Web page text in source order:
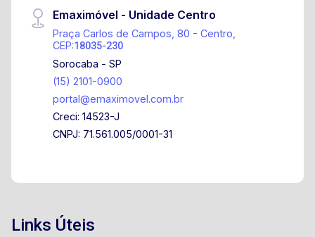
Emaximóvel - Unidade Centro
Praça Carlos de Campos, 80 - Centro,
CEP:18035-230
Sorocaba - SP
(15) 2101-0900
portal@emaximovel.com.br
Creci: 14523-J
CNPJ: 71.561.005/0001-31
Links Úteis